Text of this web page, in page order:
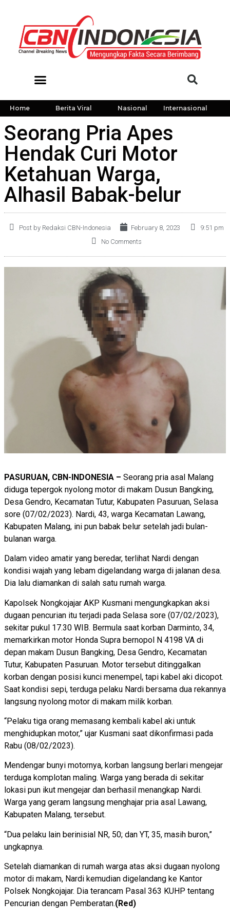
Home Berita Viral Nasional Internasional
Seorang Pria Apes
Hendak Curi Motor
Ketahuan Warga,
Alhasil Babak-belur
Post by Redaksi CBN-Indonesia February 8, 2023
9:51 pm
No Comments
PASURUAN, CBN-INDONESIA – Seorang pria asal Malang
diduga tepergok nyolong motor di makam Dusun Bangking,
Desa Gendro, Kecamatan Tutur, Kabupaten Pasuruan, Selasa
sore (07/02/2023). Nardi, 43, warga Kecamatan Lawang,
Kabupaten Malang, ini pun babak belur setelah jadi bulan-
bulanan warga.
Dalam video amatir yang beredar, terlihat Nardi dengan
kondisi wajah yang lebam digelandang warga di jalanan desa.
Dia lalu diamankan di salah satu rumah warga.
Kapolsek Nongkojajar AKP Kusmani mengungkapkan aksi
dugaan pencurian itu terjadi pada Selasa sore (07/02/2023),
sekitar pukul 17.30 WIB. Bermula saat korban Darminto, 34,
memarkirkan motor Honda Supra bernopol N 4198 VA di
depan makam Dusun Bangking, Desa Gendro, Kecamatan
Tutur, Kabupaten Pasuruan. Motor tersebut ditinggalkan
korban dengan posisi kunci menempel, tapi kabel aki dicopot.
Saat kondisi sepi, terduga pelaku Nardi bersama dua rekannya
langsung nyolong motor di makam milik korban.
“Pelaku tiga orang memasang kembali kabel aki untuk
menghidupkan motor,” ujar Kusmani saat dikonfirmasi pada
Rabu (08/02/2023).
Mendengar bunyi motornya, korban langsung berlari mengejar
terduga komplotan maling. Warga yang berada di sekitar
lokasi pun ikut mengejar dan berhasil menangkap Nardi.
Warga yang geram langsung menghajar pria asal Lawang,
Kabupaten Malang, tersebut.
“Dua pelaku lain berinisial NR, 50; dan YT, 35, masih buron,”
ungkapnya.
Setelah diamankan di rumah warga atas aksi dugaan nyolong
motor di makam, Nardi kemudian digelandang ke Kantor
Polsek Nongkojajar. Dia terancam Pasal 363 KUHP tentang
Pencurian dengan Pemberatan.(Red)